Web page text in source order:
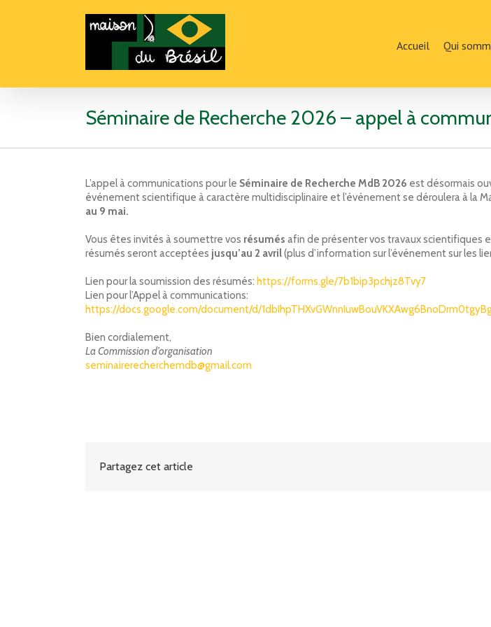
Accueil Qui
Séminaire de Recherche 2026 – appel à
L’appel à communications pour le Séminaire de Recherche MdB 2026 est désormais
événement scientifique à caractère multidisciplinaire et l’événement se déroulera à la
au 9 mai.
Vous êtes invités à soumettre vos résumés afin de présenter vos travaux scientifiques
résumés seront acceptées jusqu’au 2 avril(plus d’information sur l’événement sur les
Lien pour la soumission des résumés: https://forms.gle/7b1bip3pchjz8Tvy7
Lien pour l’Appel à communications:
https://docs.google.com/document/d/
Bien cordialement,
La Commission d’organisation
seminairerecherchemdb@gmail.com
Partagez cet article